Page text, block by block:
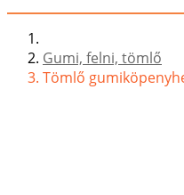
Gumi, felni, tömlő
Tömlő